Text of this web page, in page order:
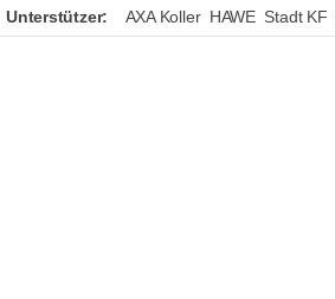
Unterstützer: AXA Koller HAWE Stadt KF